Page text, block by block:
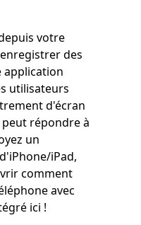
votre
des
application
utilisateurs
d'écran
répondre à
un
iPad,
comment
avec
ici !